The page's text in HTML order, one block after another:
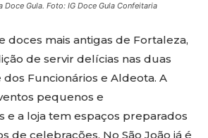
Gula. Foto: IG Doce Gula Confeitaria
doces mais antigas de Fortaleza,
de servir delícias nas duas
dos Funcionários e Aldeota. A
pequenos e
e a loja tem espaços preparados
de celebrações. No São João já é